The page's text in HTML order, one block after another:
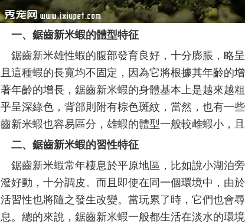
、鋸齒新米蝦的體型特征
齒新米雄性蝦的腹部發育良好，十分膨脹，略呈
這種蝦的長寬均不固定，因為它將根據其年齡的
年齡的增長，鋸齒新米蝦的身體基本上是越來越
呈深綠色，背部則附有棕色斑紋，當然，也有一
新米蝦也容易區分，雄蝦的體型一般較雌蝦小，且
、鋸齒新米蝦的習性特征
齒新米蝦常年棲息於平原地區，比如說小湖泊旁
好動，十分調皮。而且即使在同一個環境中，由
習性也將隨之發生改變。當玩累了時，它們也會
。總的來說，鋸齒新米蝦一般都生活在淡水的環